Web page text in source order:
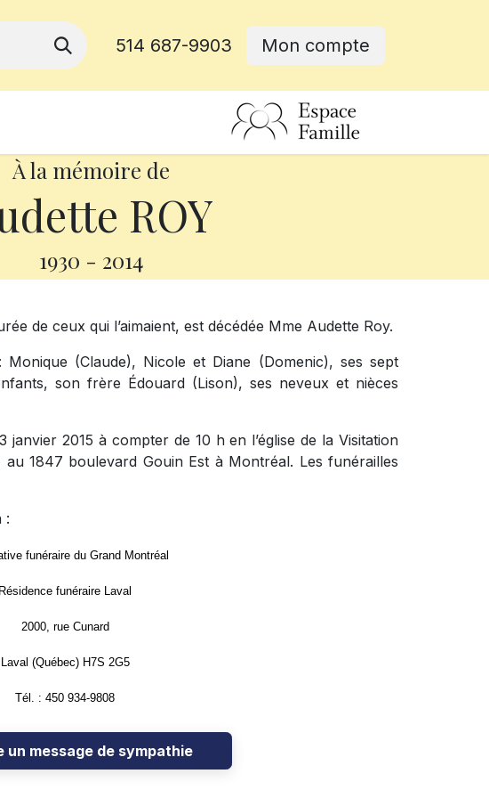
514 687-9903 Mon compte
À la mémoire de
ROY
1930 - 2014
de ceux qui l’aimaient, est décédée Mme Audette Roy.
(Claude), Nicole et Diane (Domenic), ses sept
son frère Édouard (Lison), ses neveux et nièces
2015 à compter de 10 h en l’église de la Visitation
1847 boulevard Gouin Est à Montréal. Les funérailles
:
funéraire du Grand Montréal
Résidence funéraire Laval
2000, rue Cunard
Laval (Québec) H7S 2G5
Tél. : 450 934-9808
un message de sympathie